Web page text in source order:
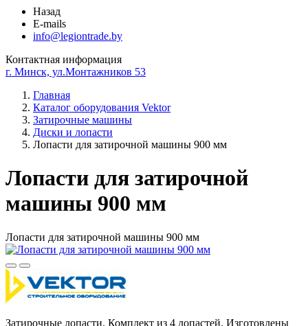
Назад
E-mails
info@legiontrade.by
Контактная информация
г. Минск, ул.Монтажников 53
Главная
Каталог оборудования Vektor
Затирочные машины
Диски и лопасти
Лопасти для затирочной машины 900 мм
Лопасти для затирочной
машины 900 мм
Лопасти для затирочной машины 900 мм
Затирочные лопасти. Комплект из 4 лопастей. Изготовлены